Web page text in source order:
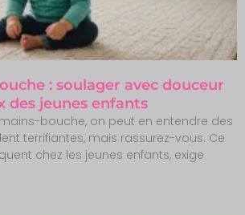
: soulager avec douceur
des jeunes enfants
bouche, on peut en entendre des
terrifiantes, mais rassurez-vous. Ce
chez les jeunes enfants, exige